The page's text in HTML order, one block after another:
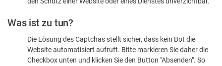
sind
Was ist zu tun?
Die Lösung des Captchas stellt sicher, dass kein Bot die
Website automatisiert aufruft. Bitte markieren Sie daher die
Checkbox unten und klicken Sie den Button "Absenden". So